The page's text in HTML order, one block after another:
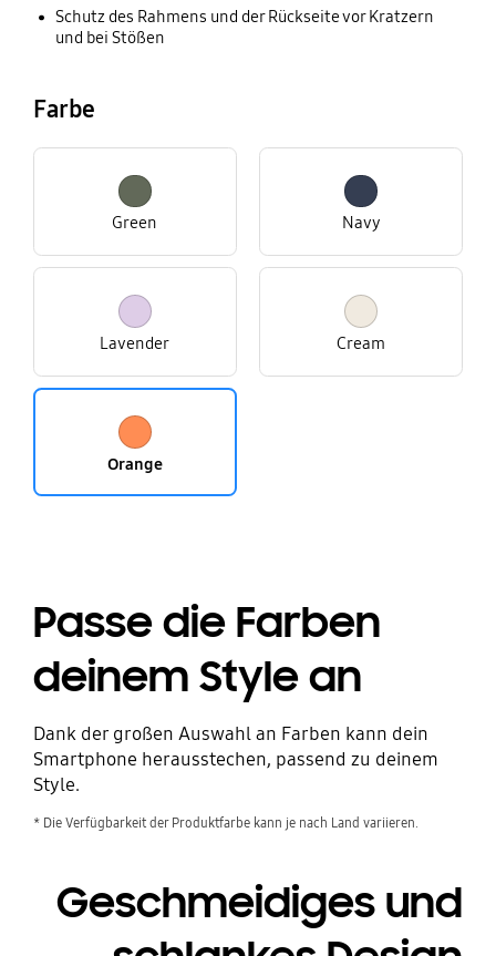
Schutz des Rahmens und der Rückseite vor Kratzern
und bei Stößen
Farbe
Green Navy
Lavender Cream
Orange
Passe die Farben
deinem Style an
Dank der großen Auswahl an Farben kann dein
Smartphone herausstechen, passend zu deinem
Style.
* Die Verfügbarkeit der Produktfarbe kann je nach Land variieren.
Geschmeidiges und